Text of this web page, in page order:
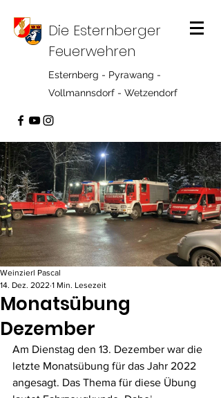
Die Esternberger
Feuerwehren
Esternberg - Pyrawang -
Vollmannsdorf - Wetzendorf
Monatsübung
Dezember
Weinzierl Pascal
14. Dez. 2022 1 Min. Lesezeit
Am Dienstag den 13. Dezember war die
letzte Monatsübung für das Jahr 2022
angesagt. Das Thema für diese Übung